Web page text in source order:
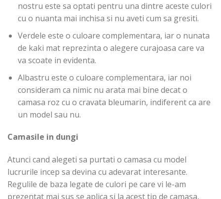
nostru este sa optati pentru una dintre aceste culori
cu o nuanta mai inchisa si nu aveti cum sa gresiti.
Verdele este o culoare complementara, iar o nunata
de kaki mat reprezinta o alegere curajoasa care va
va scoate in evidenta.
Albastru este o culoare complementara, iar noi
consideram ca nimic nu arata mai bine decat o
camasa roz cu o cravata bleumarin, indiferent ca are
un model sau nu.
Camasile in dungi
Atunci cand alegeti sa purtati o camasa cu model
lucrurile incep sa devina cu adevarat interesante.
Regulile de baza legate de culori pe care vi le-am
prezentat mai sus se aplica si la acest tip de camasa,